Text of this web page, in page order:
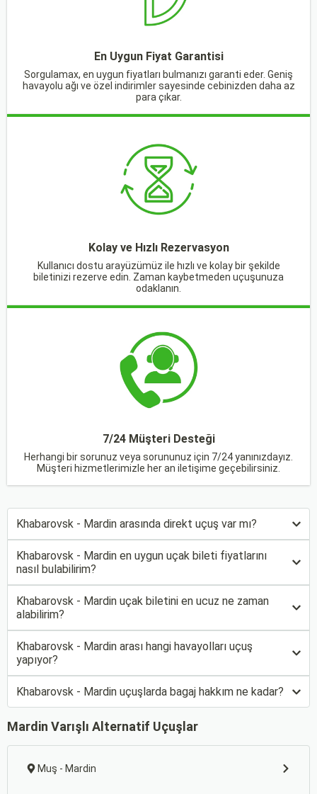
En Uygun Fiyat Garantisi
Sorgulamax, en uygun fiyatları bulmanızı garanti eder. Geniş
havayolu ağı ve özel indirimler sayesinde cebinizden daha az
para çıkar.
Kolay ve Hızlı Rezervasyon
Kullanıcı dostu arayüzümüz ile hızlı ve kolay bir şekilde
biletinizi rezerve edin. Zaman kaybetmeden uçuşunuza
odaklanın.
7/24 Müşteri Desteği
Herhangi bir sorunuz veya sorununuz için 7/24 yanınızdayız.
Müşteri hizmetlerimizle her an iletişime geçebilirsiniz.
Khabarovsk - Mardin arasında direkt uçuş var mı?
Khabarovsk - Mardin en uygun uçak bileti fiyatlarını
nasıl bulabilirim?
Khabarovsk - Mardin uçak biletini en ucuz ne zaman
alabilirim?
Khabarovsk - Mardin arası hangi havayolları uçuş
yapıyor?
Khabarovsk - Mardin uçuşlarda bagaj hakkım ne kadar?
Mardin Varışlı Alternatif Uçuşlar
Muş - Mardin